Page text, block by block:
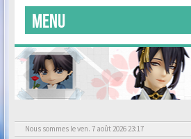
MENU
Nous sommes le ven. 7 août 2026 23:17